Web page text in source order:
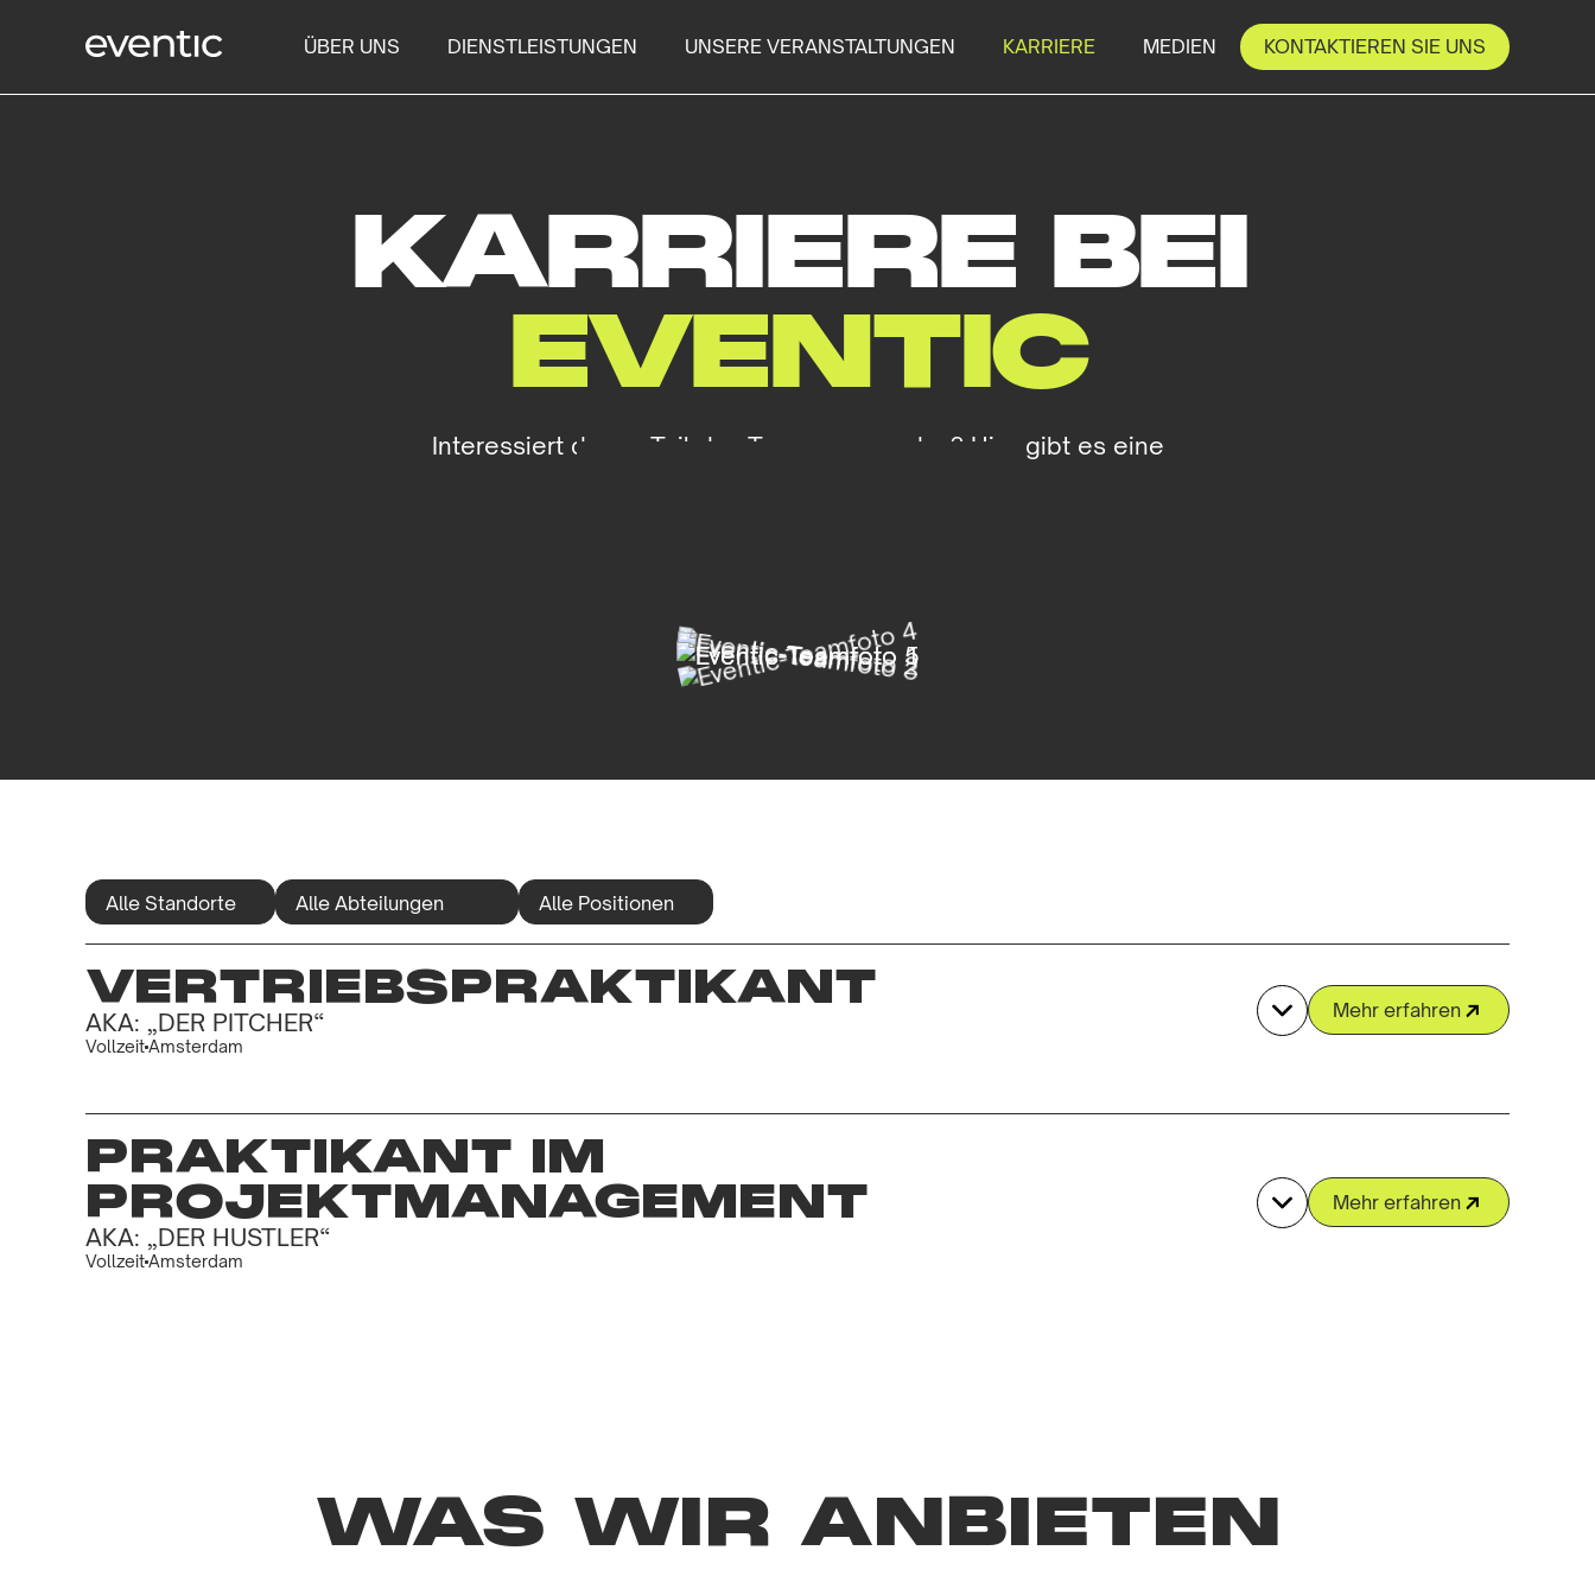
ÜBER UNS DIENSTLEISTUNGEN UNSERE VERANSTALTUNGEN KARRIERE MEDIEN KONTAKTIEREN SIE UNS
KARRIERE BEI
EVENTIC
Interessiert daran, Teil des Teams zu werden? Hier gibt es eine
VERTRIEBSPRAKTIKANT
AKA: „DER PITCHER“
VollzeitAmsterdam
Mehr erfahren
PRAKTIKANT IM
PROJEKTMANAGEMENT
AKA: „DER HUSTLER“
VollzeitAmsterdam
Mehr erfahren
WAS WIR ANBIETEN